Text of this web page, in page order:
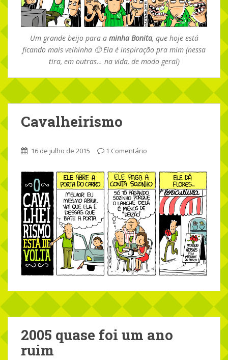
Um grande beijo para aminha Bonita, que hoje está
ficando mais velhinha 🙂 Ela é inspiração pra mim (nessa
tira, em outras… na vida, de modo geral)
Cavalheirismo
16 de julho de 2015 1 Comentário
2005 quase foi um ano
ruim